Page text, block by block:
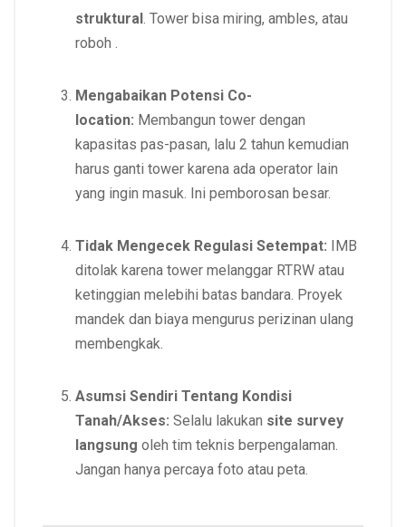
struktural. Tower bisa miring, ambles, atau
roboh .
Mengabaikan Potensi Co-
location: Membangun tower dengan
kapasitas pas-pasan, lalu 2 tahun kemudian
harus ganti tower karena ada operator lain
yang ingin masuk. Ini pemborosan besar.
Tidak Mengecek Regulasi Setempat: IMB
ditolak karena tower melanggar RTRW atau
ketinggian melebihi batas bandara. Proyek
mandek dan biaya mengurus perizinan ulang
membengkak.
Asumsi Sendiri Tentang Kondisi
Tanah/Akses: Selalu lakukan site survey
langsung oleh tim teknis berpengalaman.
Jangan hanya percaya foto atau peta.